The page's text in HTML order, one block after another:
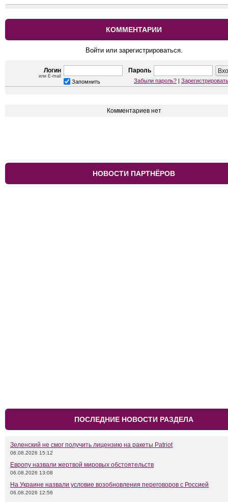
КОММЕНТАРИИ
Войти или зарегистрироваться.
Логин
или E-mail
Пароль
Запомнить Забыли пароль? |
Комментариев нет
НОВОСТИ ПАРТНЁРОВ
ПОСЛЕДНИЕ НОВОСТИ РАЗДЕЛА
Зеленский не смог получить лицензию на ракеты Patriot
06.08.2026 15:12
Европу назвали жертвой мировых обстоятельств
06.08.2026 13:08
На Украине назвали условие возобновления переговоров с Россией
06.08.2026 12:56